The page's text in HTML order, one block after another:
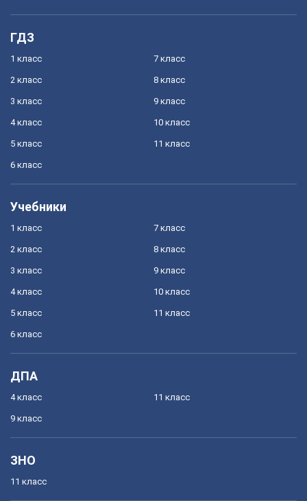
ГДЗ
1 класс
2 класс
3 класс
4 класс
5 класс
6 класс
7 класс
8 класс
9 класс
10 класс
11 класс
Учебники
1 класс
2 класс
3 класс
4 класс
5 класс
6 класс
7 класс
8 класс
9 класс
10 класс
11 класс
ДПА
4 класс
9 класс
11 класс
ЗНО
11 класс